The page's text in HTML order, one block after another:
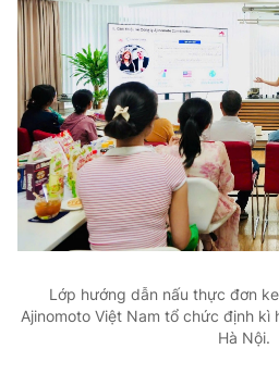
Lớp hướng dẫn nấu thực đơn
Ajinomoto Việt Nam tổ chức định kì
Hà Nội.